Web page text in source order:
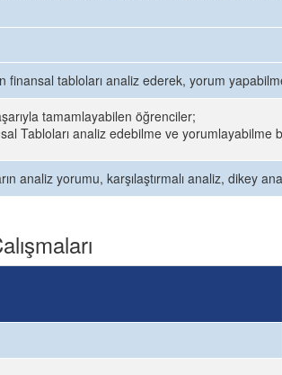
finansal tabloları analiz ederek, yorum
tamamlayabilen öğrenciler;
Tabloları analiz edebilme ve yorumlayabilme
analiz yorumu, karşılaştırmalı analiz, dikey